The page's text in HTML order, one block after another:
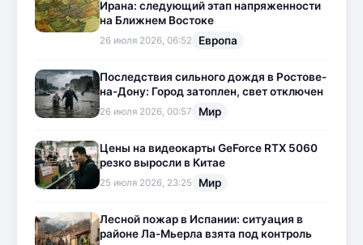
Ирана: следующий этап напряженности
на Ближнем Востоке
26 июля 2026, 06:52 Европа
Последствия сильного дождя в Ростове-
на-Дону: Город затоплен, свет отключен
26 июля 2026, 00:57 Мир
Цены на видеокарты GeForce RTX 5060
резко выросли в Китае
25 июля 2026, 23:25 Мир
Лесной пожар в Испании: ситуация в
районе Ла-Мьерла взята под контроль